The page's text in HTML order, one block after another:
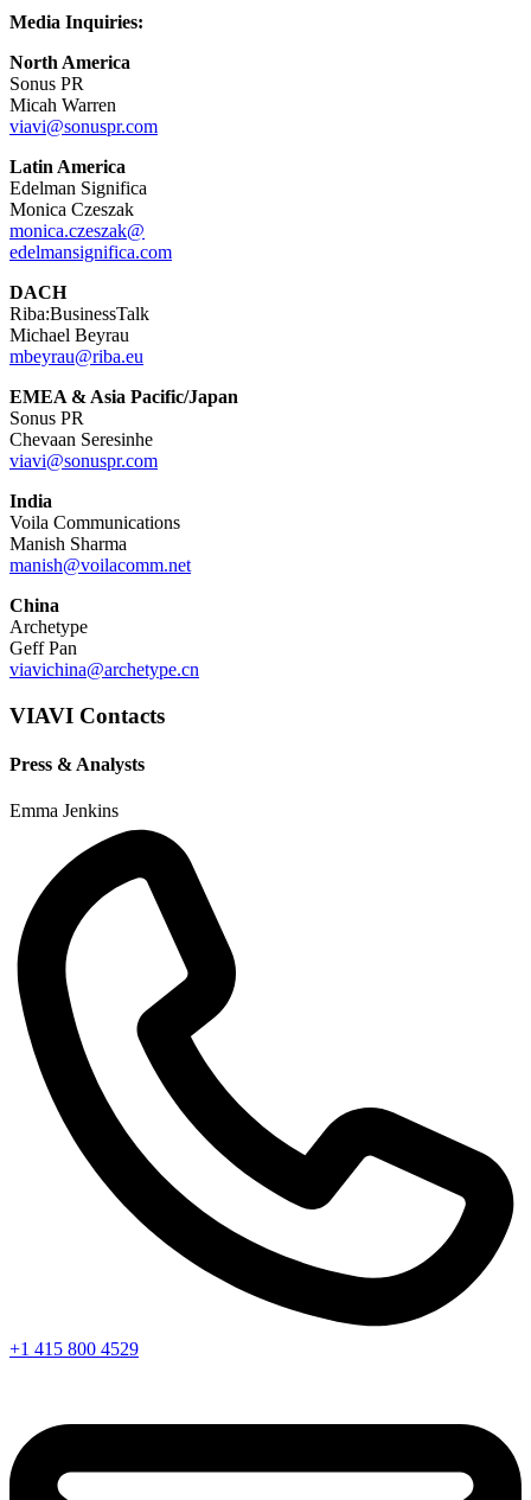
Media Inquiries:
North America
Sonus PR
Micah Warren
viavi@sonuspr.com
Latin America
Edelman Significa
Monica Czeszak
monica.czeszak@
edelmansignifica.com
DACH
Riba:BusinessTalk
Michael Beyrau
mbeyrau@riba.eu
EMEA & Asia Pacific/Japan
Sonus PR
Chevaan Seresinhe
viavi@sonuspr.com
India
Voila Communications
Manish Sharma
manish@voilacomm.net
China
Archetype
Geff Pan
viavichina@archetype.cn
VIAVI Contacts
Press & Analysts
Emma Jenkins
+1 415 800 4529